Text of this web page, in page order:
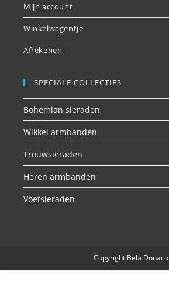
Mijn account
Winkelwagentje
Afrekenen
SPECIALE COLLECTIES
Bohemian sieraden
Wikkel armbanden
Trouwsieraden
Heren armbanden
Voetsieraden
Copyright Bela Donaco